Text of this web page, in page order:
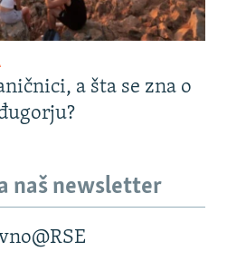
a šta se zna o
naš newsletter